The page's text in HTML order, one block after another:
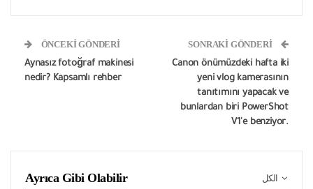
ÖNCEKI GÖNDERI
Aynasız fotoğraf makinesi
nedir? Kapsamlı rehber
SONRAKI GÖNDERI
Canon önümüzdeki hafta iki
yeni vlog kamerasının
tanıtımını yapacak ve
bunlardan biri PowerShot
V1'e benziyor.
Ayrıca Gibi Olabilir